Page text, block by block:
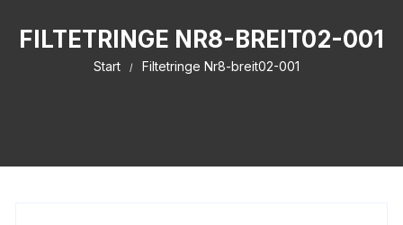
FILTETRINGE NR8-BREIT02-001
Start Filtetringe Nr8-breit02-001